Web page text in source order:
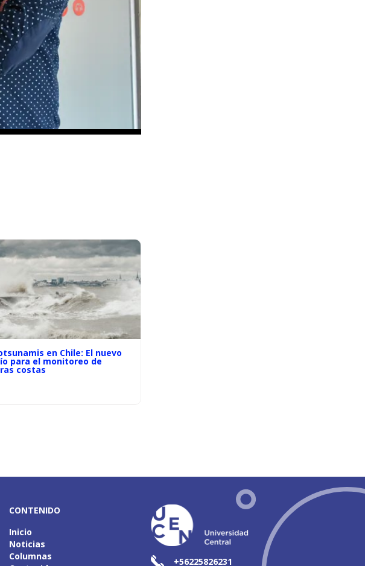
en Chile: El nuevo
para el monitoreo de
costas
CONTENIDO
Inicio
Noticias
Columnas
+56225826231